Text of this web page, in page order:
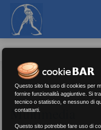
Multimedia
Questo sito fa uso di cookies per
fornire funzionalità aggiuntive. Si
tecnico o statistico, e nessuno di
contattarti.
Questo sito potrebbe fare uso di